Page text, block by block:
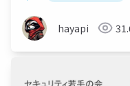
hayapi